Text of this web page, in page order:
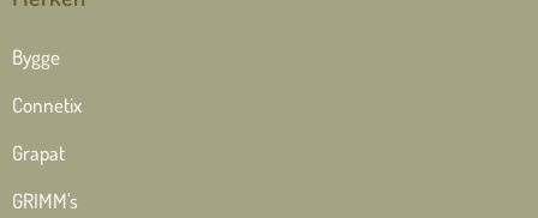
Bygge
Connetix
Grapat
GRIMM's